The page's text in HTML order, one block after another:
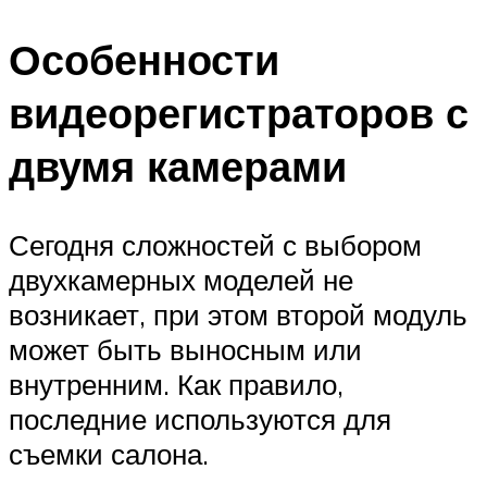
Особенности
видеорегистраторов с
двумя камерами
Сегодня сложностей с выбором
двухкамерных моделей не
возникает, при этом второй модуль
может быть выносным или
внутренним. Как правило,
последние используются для
съемки салона.